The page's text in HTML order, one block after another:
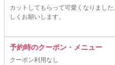
カットしてもらって可愛くなりまし
しくお願いします。
予約時のクーポン・メニュー
クーポン利用なし